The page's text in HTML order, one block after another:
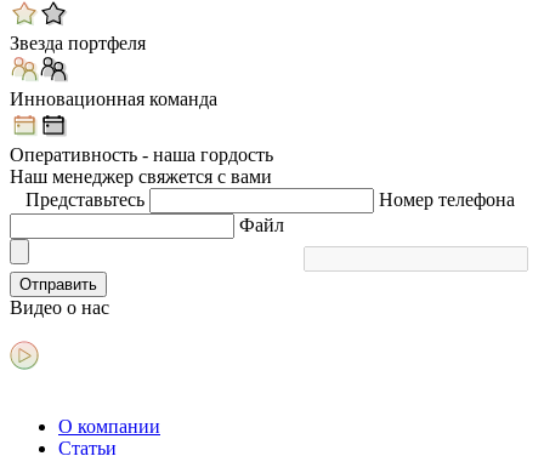
Звезда портфеля
Инновационная команда
Оперативность - наша гордость
Наш менеджер свяжется с вами
Представьтесь
Номер телефона
Файл
Отправить
Видео о нас
О компании
Статьи